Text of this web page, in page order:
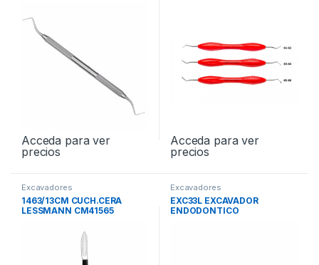
Acceda para ver
precios
Acceda para ver
precios
Excavadores
1463/13CM CUCH.CERA
LESSMANN CM41565
Excavadores
EXC33L EXCAVADOR
ENDODONTICO